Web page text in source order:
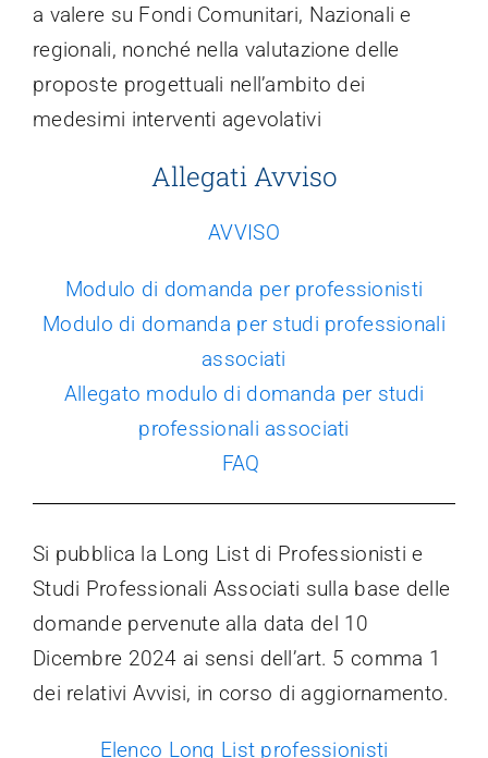
a valere su Fondi Comunitari, Nazionali e
regionali, nonché nella valutazione delle
proposte progettuali nell’ambito dei
medesimi interventi agevolativi
Allegati Avviso
AVVISO
Modulo di domanda per professionisti
Modulo di domanda per studi professionali
associati
Allegato modulo di domanda per studi
professionali associati
FAQ
Si pubblica la Long List di Professionisti e
Studi Professionali Associati sulla base delle
domande pervenute alla data del 10
Dicembre 2024 ai sensi dell’art. 5 comma 1
dei relativi Avvisi, in corso di aggiornamento.
Elenco Long List professionisti